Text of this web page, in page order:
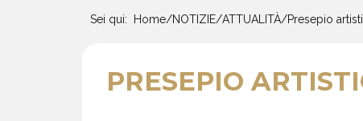
Sei qui: Home/NOTIZIE/ATTUALITÀ/Presepio
PRESEPIO